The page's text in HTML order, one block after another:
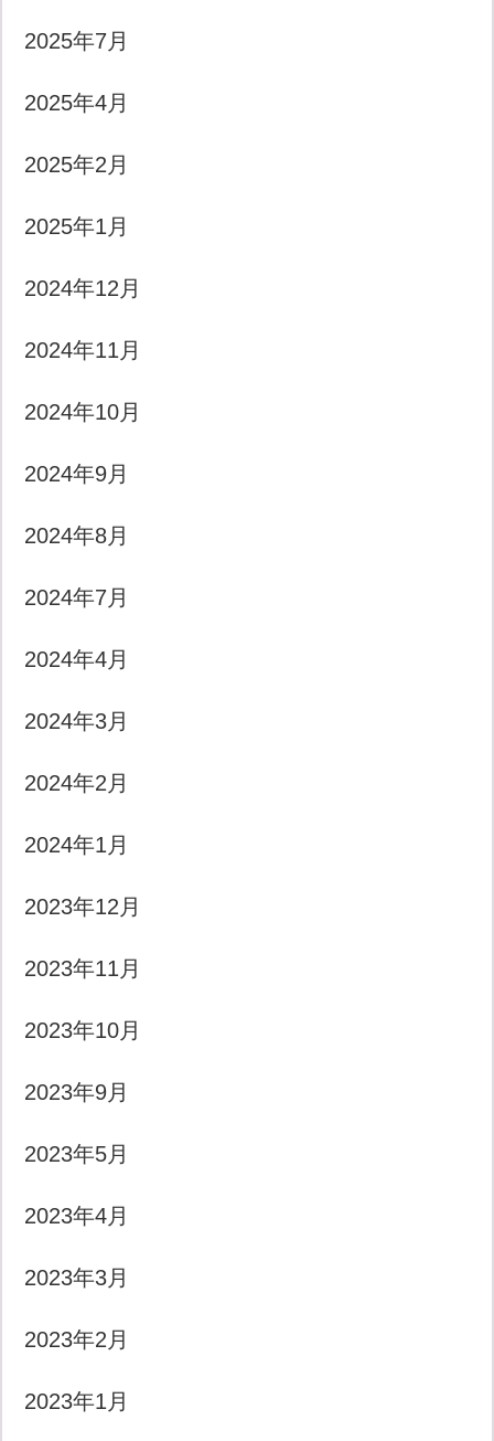
2025年7月
2025年4月
2025年2月
2025年1月
2024年12月
2024年11月
2024年10月
2024年9月
2024年8月
2024年7月
2024年4月
2024年3月
2024年2月
2024年1月
2023年12月
2023年11月
2023年10月
2023年9月
2023年5月
2023年4月
2023年3月
2023年2月
2023年1月